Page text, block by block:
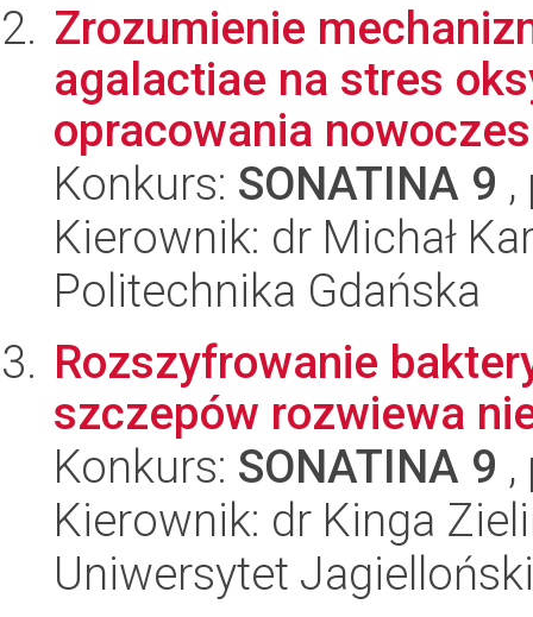
Zrozumienie
agalactiae na stres
opracowania
Konkurs: SONATINA 9
Kierownik: dr Michał
Politechnika Gdańska
Rozszyfrowanie
szczepów rozwiewa
Konkurs: SONATINA 9
Kierownik: dr Kinga
Uniwersytet Jagielloński